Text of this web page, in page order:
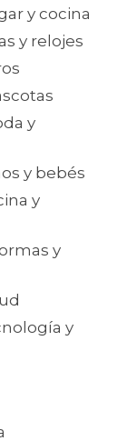
y cocina
y relojes
y
y bebés
y
y
y